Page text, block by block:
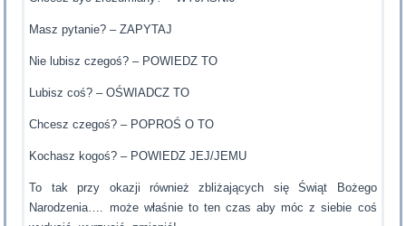
Masz pytanie? – ZAPYTAJ
Nie lubisz czegoś? – POWIEDZ TO
Lubisz coś? – OŚWIADCZ TO
Chcesz czegoś? – POPROŚ O TO
Kochasz kogoś? – POWIEDZ JEJ/JEMU
To tak przy okazji również zbliżających się Świąt Bożego
Narodzenia…. może właśnie to ten czas aby móc z siebie coś